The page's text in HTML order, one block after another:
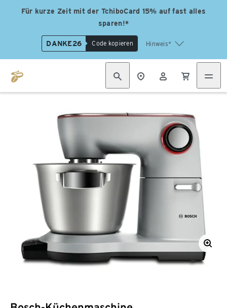
Für kurze Zeit mit der TchiboCard 15% auf fast alles
sparen!*
DANKE26 Code kopieren Hinweis*